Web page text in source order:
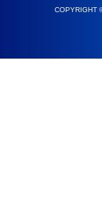
COPYRIGHT